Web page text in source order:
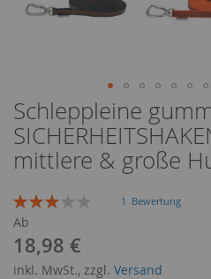
Schleppleine
mittlere & große
Bewertung:
60
% of
1 Bewertung
Ab
18,98 €
inkl. MwSt., zzgl. Versand
Zum
Anfang
der
Bildergalerie